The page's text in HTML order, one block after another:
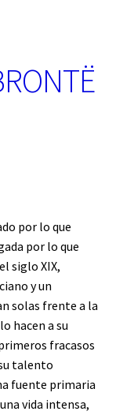
por lo que
por lo que
siglo XIX,
y un
solas frente a la
hacen a su
fracasos
talento
fuente primaria
vida intensa,